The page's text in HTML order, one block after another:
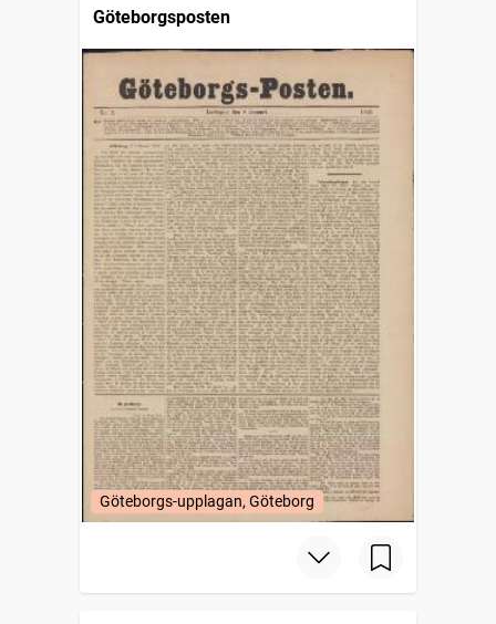
Göteborgsposten
Göteborgs-upplagan, Göteborg